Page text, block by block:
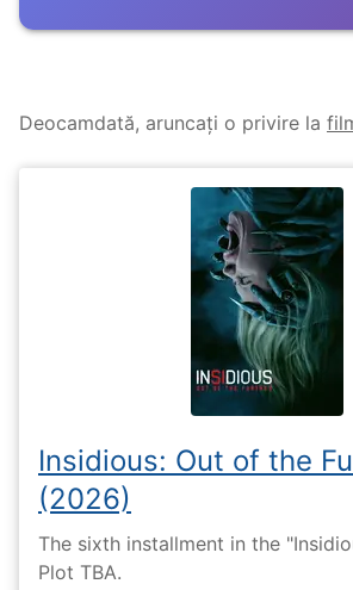
Deocamdată, aruncați o privire la
Insidious: Out of the
(2026)
The sixth installment in the
Plot TBA.